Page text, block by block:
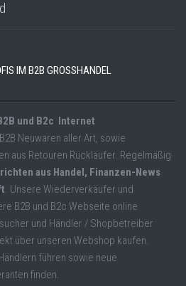
IM B2B GROSSHANDEL
und B2c Internet
Neuwaren aller Art, sowie
aus Retouren Rückläufer. Regelmäßig
aus Handel, Finanzen-News
. Unsere Wiederverkäufer und
B2B und B2c Webseite online
und Händler / Shopbetreiber
über unseren Webshop kaufen.
führen sowie neue
finden.